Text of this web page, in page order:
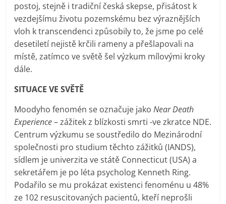
postoj, stejně i tradiční česká skepse, přisátost k
vezdejšímu životu pozemskému bez výraznějších
vloh k transcendenci způsobily to, že jsme po celé
desetiletí nejistě krčili rameny a přešlapovali na
místě, zatímco ve světě šel výzkum mílovými kroky
dále.
SITUACE VE SVĚTĚ
Moodyho fenomén se označuje jakoNear Death
Experience– zážitek z blízkosti smrti -ve zkratce NDE.
Centrum výzkumu se soustředilo do Mezinárodní
společnosti pro studium těchto zážitků (IANDS),
sídlem je univerzita ve státě Connecticut (USA) a
sekretářem je po léta psycholog Kenneth Ring.
Podařilo se mu prokázat existenci fenoménu u 48%
ze 102 resuscitovaných pacientů, kteří neprošli